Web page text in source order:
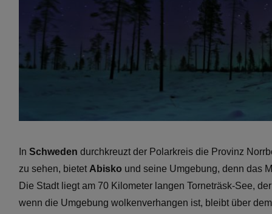
In Schweden durchkreuzt der Polarkreis die Provinz
zu sehen, bietet Abisko und seine Umgebung, denn das
Die Stadt liegt am 70 Kilometer langen Torneträsk-See,
wenn die Umgebung wolkenverhangen ist, bleibt über